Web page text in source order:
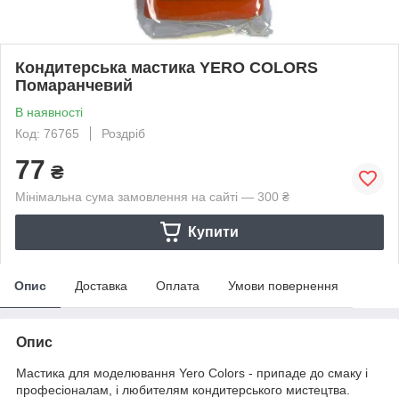
Кондитерська мастика YERO COLORS
Помаранчевий
В наявності
Код: 76765
Роздріб
77 ₴
Мінімальна сума замовлення на сайті — 300 ₴
Купити
Опис Доставка Оплата Умови повернення
Опис
Мастика для моделювання Yero Colors - припаде до смаку і
професіоналам, і любителям кондитерського мистецтва.